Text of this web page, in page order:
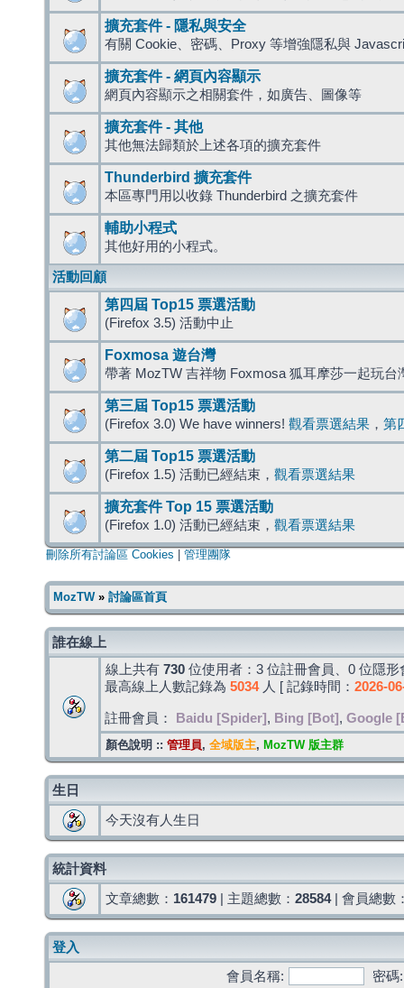
擴充套件 - 隱私與安全
有關 Cookie、密碼、Proxy 等增強隱私與
擴充套件 - 網頁內容顯示
網頁內容顯示之相關套件，如廣告、圖像等
擴充套件 - 其他
其他無法歸類於上述各項的擴充套件
Thunderbird 擴充套件
本區專門用以收錄 Thunderbird 之擴充套件
輔助小程式
其他好用的小程式。
活動回顧
第四屆 Top15 票選活動
(Firefox 3.5) 活動中止
Foxmosa 遊台灣
帶著 MozTW 吉祥物 Foxmosa 狐耳摩莎一起玩台
第三屆 Top15 票選活動
(Firefox 3.0) We have winners! 觀看票選結果 ， 第
第二屆 Top15 票選活動
(Firefox 1.5) 活動已經結束， 觀看票選結果
擴充套件 Top 15 票選活動
(Firefox 1.0) 活動已經結束， 觀看票選結果
刪除所有討論區 Cookies 管理團隊
MozTW» 討論區首頁
誰在線上
線上共有 730 位使用者：3 位註冊會員、0 位隱
最高線上人數記錄為 5034人 [ 記錄時間： 2026-
註冊會員： Baidu [Spider] , Bing [Bot] , Google
顏色說明 :: 管理員, 全域版主, MozTW 版主群
生日
今天沒有人生日
統計資料
文章總數： 161479 | 主題總數： 28584| 會員總數
登入
會員名稱:
密碼: